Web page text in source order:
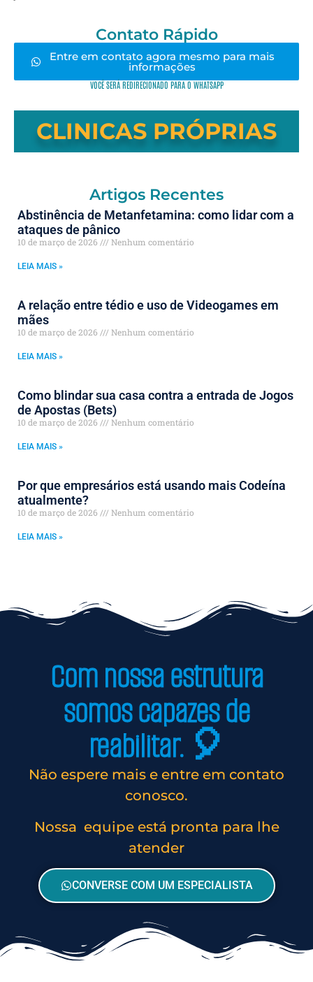
Contato Rápido
Entre em contato agora mesmo para mais
informações
VOCÊ SERÁ REDIRECIONADO PARA O WHATSAPP
CLINICAS PRÓPRIAS
Artigos Recentes
Abstinência de Metanfetamina: como lidar com a
ataques de pânico
10 de março de 2026 Nenhum comentário
LEIA MAIS »
A relação entre tédio e uso de Videogames em
mães
10 de março de 2026 Nenhum comentário
LEIA MAIS »
Como blindar sua casa contra a entrada de Jogos
de Apostas (Bets)
10 de março de 2026 Nenhum comentário
LEIA MAIS »
Por que empresários está usando mais Codeína
atualmente?
10 de março de 2026 Nenhum comentário
LEIA MAIS »
Com nossa estrutura
somos capazes de
reabilitar. 🎈
Não espere mais e entre em contato
conosco.
Nossa equipe está pronta para lhe
atender
CONVERSE COM UM ESPECIALISTA